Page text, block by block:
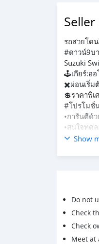
รถสวยโด
#ดาวน์9บ
Suzuki
🕹️เกียร์:ออ
✖️ผ่อนเริ่ม
💲ราคาพิ
#โปรโมชั่
•การันตีด้
•สนใจทด
*เงื่อนไข
✔️ ออกง่าย
Show
Do not
Check
Check
Meet at